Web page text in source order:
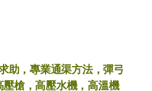
助，專業通渠方法，彈弓
槍，高壓水機，高溫機